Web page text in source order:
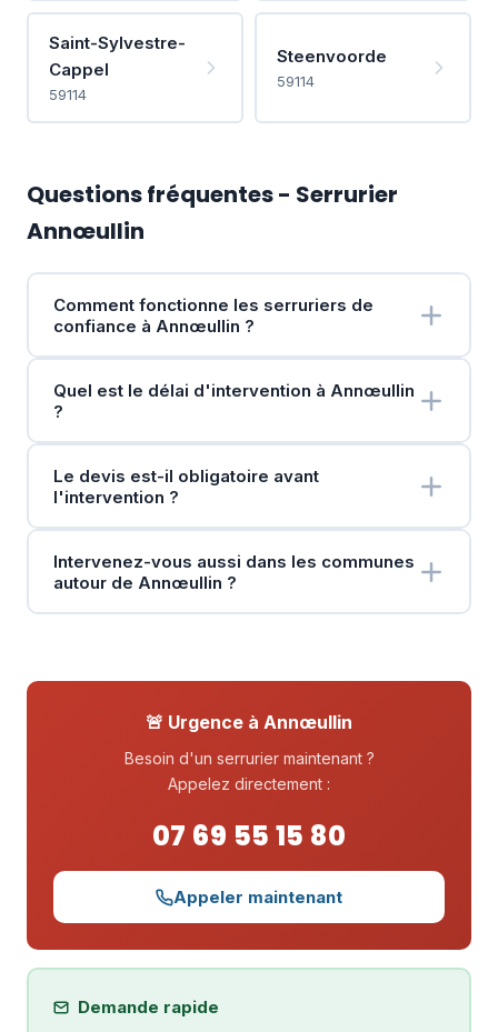
Saint-Sylvestre-
Cappel
59114
Steenvoorde
59114
Questions fréquentes - Serrurier
Annœullin
Comment fonctionne les serruriers de
confiance à Annœullin ?
Quel est le délai d'intervention à Annœullin
?
Le devis est-il obligatoire avant
l'intervention ?
Intervenez-vous aussi dans les communes
autour de Annœullin ?
🚨 Urgence à Annœullin
Besoin d'un serrurier maintenant ?
Appelez directement :
07 69 55 15 80
Appeler maintenant
Demande rapide